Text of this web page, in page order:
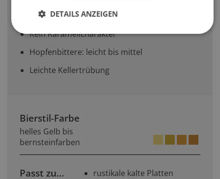
typischen Sortenmerkmale zu bewahren
Kein Karamellcharakter
Hopfenbittere: leicht bis mittel
Leichte Kellertrübung
Bierstil-Farbe
helles Gelb bis
bernsteinfarben
Passt zu…
rustikale kalte Platten
DETAILS ANZEIGEN